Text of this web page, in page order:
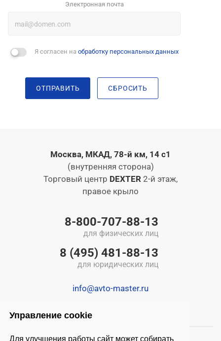
Управление cookie
Для улучшения работы сайт может собирать
Электронная почта
Я согласен на обработку персональных данных
ОТПРАВИТЬ СБРОСИТЬ
Москва, МКАД, 78-й км, 14 с1
(внутренняя сторона)
Торговый центр DEXTER 2-й этаж,
правое крыло
8-800-707-88-13
для физических лиц
8 (495) 481-88-13
для юридических лиц
info@avto-master.ru